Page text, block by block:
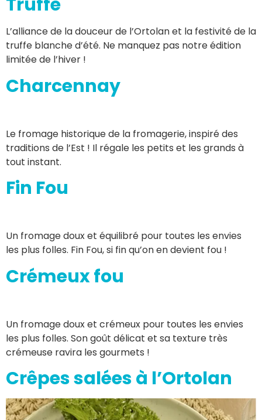
Truffe
L’alliance de la douceur de l’Ortolan et la festivité de la
truffe blanche d’été. Ne manquez pas notre édition
limitée de l’hiver !
Charcennay
Le fromage historique de la fromagerie, inspiré des
traditions de l’Est ! Il régale les petits et les grands à
tout instant.
Fin Fou
Un fromage doux et équilibré pour toutes les envies
les plus folles. Fin Fou, si fin qu’on en devient fou !
Crémeux fou
Un fromage doux et crémeux pour toutes les envies
les plus folles. Son goût délicat et sa texture très
crémeuse ravira les gourmets !
Crêpes salées à l’Ortolan